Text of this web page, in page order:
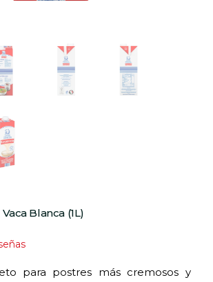
Blanca (1L)
para postres más cremosos y